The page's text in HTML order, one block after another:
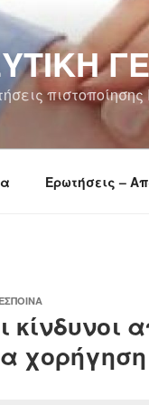
πιστοποίησης
Ερωτήσεις –
κίνδυνοι